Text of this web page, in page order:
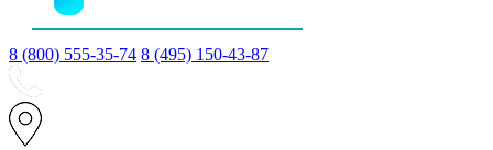
8 (800) 555-35-74 8 (495) 150-43-87